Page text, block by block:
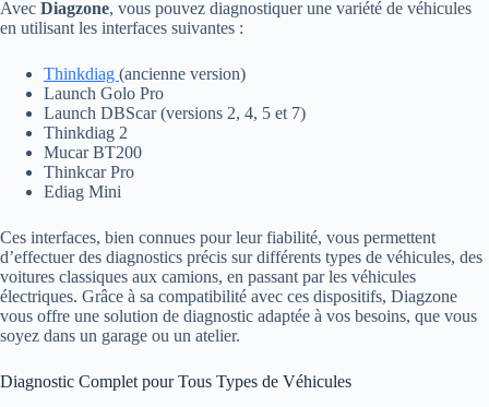
Avec Diagzone, vous pouvez diagnostiquer une variété de véhicules
en utilisant les interfaces suivantes :
Thinkdiag (ancienne version)
Launch Golo Pro
Launch DBScar (versions 2, 4, 5 et 7)
Thinkdiag 2
Mucar BT200
Thinkcar Pro
Ediag Mini
Ces interfaces, bien connues pour leur fiabilité, vous permettent
d’effectuer des diagnostics précis sur différents types de véhicules, des
voitures classiques aux camions, en passant par les véhicules
électriques. Grâce à sa compatibilité avec ces dispositifs, Diagzone
vous offre une solution de diagnostic adaptée à vos besoins, que vous
soyez dans un garage ou un atelier.
Diagnostic Complet pour Tous Types de Véhicules